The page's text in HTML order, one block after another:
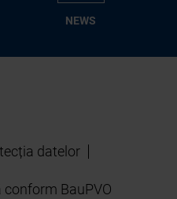
NEWS
datelor
BauPVO